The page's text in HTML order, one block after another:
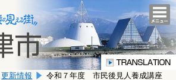
更新情報
令和７年度 市民後見人養成講座